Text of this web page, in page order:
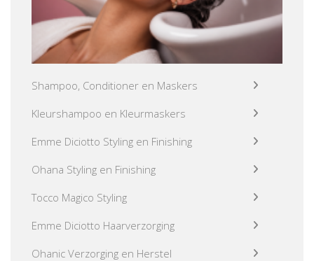
Shampoo, Conditioner en Maskers
Kleurshampoo en Kleurmaskers
Emme Diciotto Styling en Finishing
Ohana Styling en Finishing
Tocco Magico Styling
Emme Diciotto Haarverzorging
Ohanic Verzorging en Herstel